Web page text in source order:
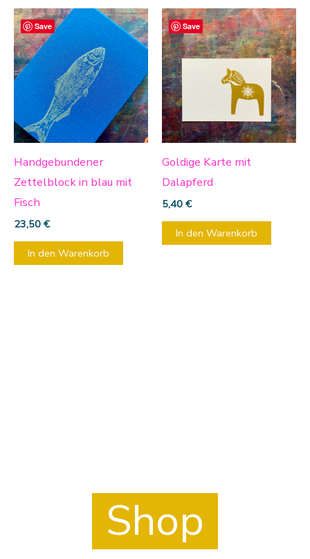
Save
Handgebundener
Zettelblock in blau mit
Fisch
23,50 €
In den Warenkorb
Save
Goldige Karte mit
Dalapferd
5,40 €
In den Warenkorb
Shop